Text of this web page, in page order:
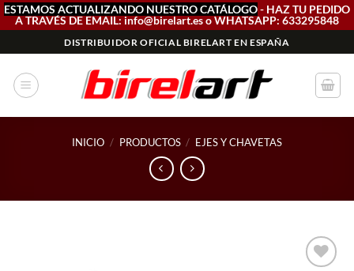
ESTAMOS ACTUALIZANDO NUESTRO CATÁLOGO- HAZ TU PEDIDO
A TRAVÉS DE EMAIL: info@birelart.es o WHATSAPP: 633295848
al
contenido
DISTRIBUIDOR OFICIAL BIRELART EN ESPAÑA
INICIO / PRODUCTOS / EJES Y CHAVETAS